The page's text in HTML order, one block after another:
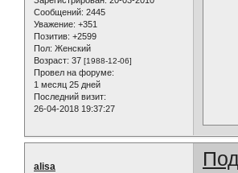
Сообщений: 2445
Уважение: +351
Позитив: +2599
Пол: Женский
Возраст: 37 [1988-12-06]
Провел на форуме:
1 месяц 25 дней
Последний визит:
26-04-2018 19:37:27
alisa